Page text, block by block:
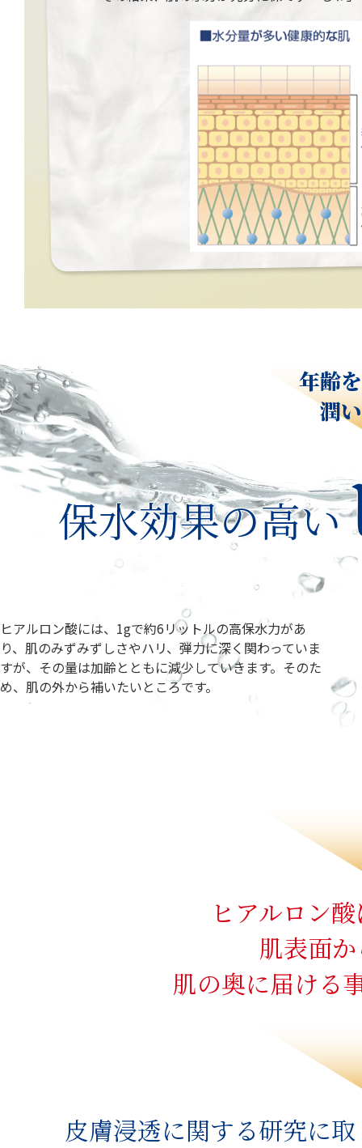
年齢
潤
保水効果の高い
ヒアルロン酸には、1gで約6リットルの高保水力があ
り、肌のみずみずしさやハリ、弾力に深く関わっていま
すが、その量は加齢とともに減少していきます。そのた
め、肌の外から補いたいところです。
ヒアルロン
肌表面
肌の奥に届ける
皮膚浸透に関する研究に